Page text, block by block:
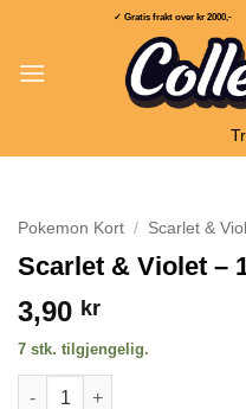
content
✓ Gratis frakt over kr 2000,-✓
Pokemon Kort / Scarlet &
Scarlet & Violet –
3,90 kr
7 stk. tilgjengelig.
Scarlet & Violet - 167/198 -